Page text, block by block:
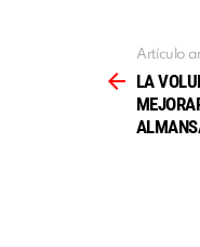
más
Artículo
LA